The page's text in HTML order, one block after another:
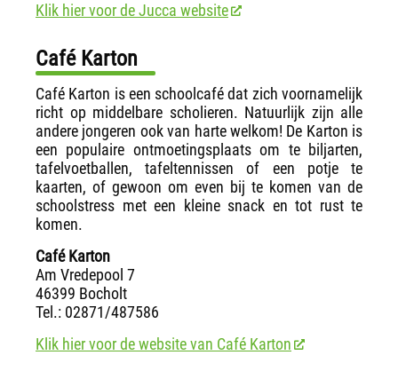
Klik hier voor de Jucca website
Café Karton
Café Karton is een schoolcafé dat zich voornamelijk
richt op middelbare scholieren. Natuurlijk zijn alle
andere jongeren ook van harte welkom! De Karton is
een populaire ontmoetingsplaats om te biljarten,
tafelvoetballen, tafeltennissen of een potje te
kaarten, of gewoon om even bij te komen van de
schoolstress met een kleine snack en tot rust te
komen.
Café Karton
Am Vredepool 7
46399 Bocholt
Tel.: 02871/487586
Klik hier voor de website van Café Karton